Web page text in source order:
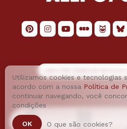
Utilizamos cookies e tecnologias
acordo com a nossa Política de
continuar navegando, você
condições
OK O que são cookies?